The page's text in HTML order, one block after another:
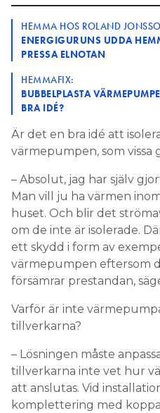
HEMMA HOS ROLAND
ENERGIGURUNS UDDA
PRESSA ELNOTAN
HEMMAFIX:
BUBBELPLASTA
BRA IDÉ?
Är det en bra idé att
värmepumpen, som vissa
– Absolut, jag har själv
Man vill ju ha värmen
huset. Och blir det
om de inte är isolerade.
ett skydd i form av
värmepumpen eftersom
försämrar prestandan,
Varför är inte
tillverkarna?
– Lösningen måste
tillverkarna inte vet hur
att anslutas. Vid
komplettering med